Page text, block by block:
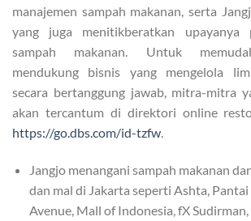
manajemen sampah makanan, serta
yang juga menitikberatkan upayanya
sampah makanan. Untuk
mendukung bisnis yang mengelola
secara bertanggung jawab, mitra-mitra
akan tercantum di direktori online
https://go.dbs.com/id-tzfw.
Jangjo menangani sampah makanan
dan mal di Jakarta seperti Ashta,
Avenue, Mall of Indonesia, fX